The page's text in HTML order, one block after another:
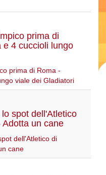
prima di
e 4 cuccioli lungo
spot dell'Atletico
un cane